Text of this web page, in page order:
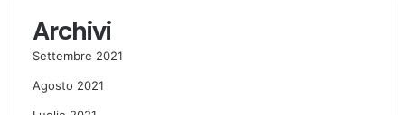
Archivi
Settembre 2021
Agosto 2021